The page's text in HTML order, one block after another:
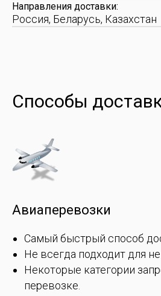
Направления доставки:
Россия, Беларусь, Казахстан
Способы
Авиаперевозки
Самый быстрый способ
Не всегда подходит для
Некоторые категории
перевозке.